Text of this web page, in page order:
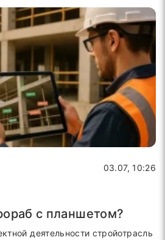
03.07, 10:26
с планшетом?
деятельности стройотрасль